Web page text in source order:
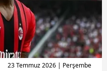
23 Temmuz 2026 | Perşembe